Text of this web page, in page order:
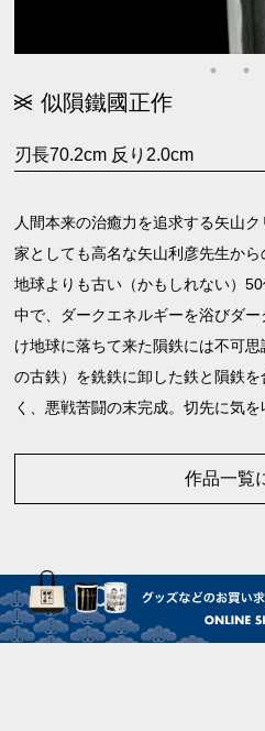
似隕鐵國正作
刃長70.2cm 反り2.0cm
人間本来の治癒力を追求する矢山
家としても高名な矢山利彦先生から
地球よりも古い（かもしれない）
中で、ダークエネルギーを浴びダ
け地球に落ちて来た隕鉄には不可
の古鉄）を銑鉄に卸した鉄と隕鉄
く、悪戦苦闘の末完成。切先に気を
作品一覧